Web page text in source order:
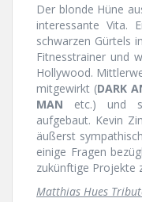
Der blonde Hüne
interessante Vita.
schwarzen Gürtels
Fitnesstrainer und
Hollywood.
mitgewirkt (DARK
MAN etc.) und
aufgebaut. Kevin
äußerst
einige Fragen
zukünftige Projekte
Matthias Hues